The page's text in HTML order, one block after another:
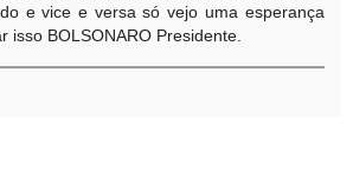
e vice e versa só vejo uma esperança
isso BOLSONARO Presidente.